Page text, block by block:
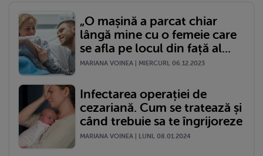
„O mașină a parcat chiar
lângă mine cu o femeie care
se afla pe locul din față al...
MARIANA VOINEA | MIERCURI, 06.12.2023
Infectarea operației de
cezariană. Cum se tratează și
când trebuie sa te îngrijoreze
MARIANA VOINEA | LUNI, 08.01.2024